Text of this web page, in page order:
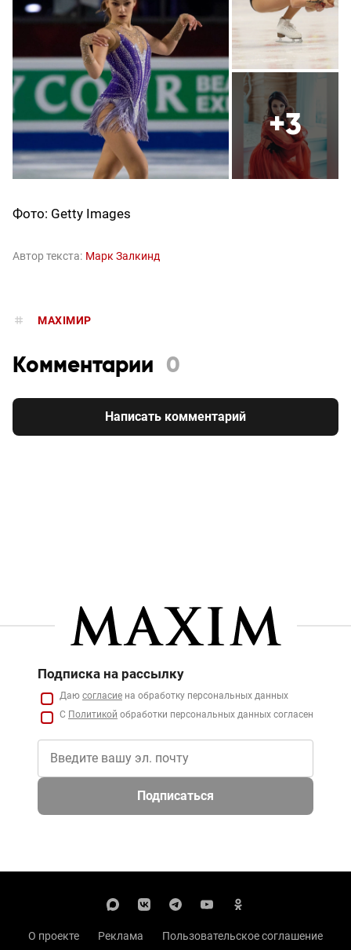
+3
Фото: Getty Images
Автор текста: Марк Залкинд
MAXIMИР
Комментарии 0
Написать комментарий
Подписка на рассылку
Даю согласие на обработку персональных данных
С Политикой обработки персональных данных согласен
Подписаться
О проекте Реклама
Пользовательское соглашение